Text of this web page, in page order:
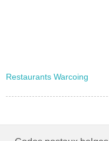
Restaurants Warcoing